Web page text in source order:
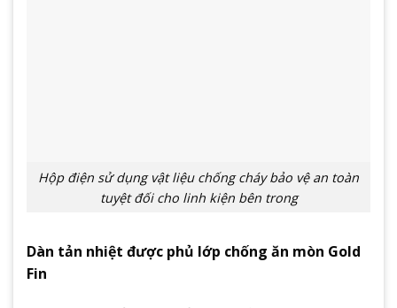
Hộp điện sử dụng vật liệu chống cháy bảo vệ an toàn
tuyệt đối cho linh kiện bên trong
Dàn tản nhiệt được phủ lớp chống ăn mòn Gold
Fin